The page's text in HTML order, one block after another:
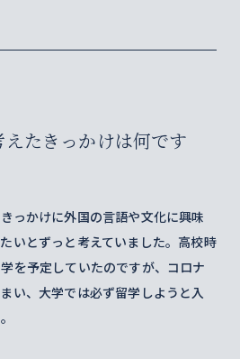
たきっかけは何です
っかけに外国の言語や文化に興味
いとずっと考えていました。高校時
を予定していたのですが、コロナ
い、大学では必ず留学しようと入